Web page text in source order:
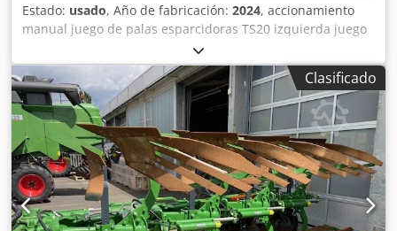
Estado: usado, Año de fabricación: 2024, accionamiento
manual juego de palas esparcidoras TS20 izquierda juego
de palas esparcidoras TS20 / derecha accionamiento
hidráulico izquierdo con AutoTS y FlowControl ProfiSPro
accionamiento hidráulico derecho con AutoTS y
FlowControl ProfiSPro disco principal izquierdo con AutoTS
/ disco principal derecho Dcsdpfx Aijtrdzwjgek
Clasificado